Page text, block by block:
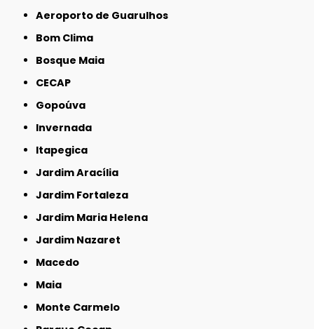
Aeroporto de Guarulhos
Bom Clima
Bosque Maia
CECAP
Gopoúva
Invernada
Itapegica
Jardim Aracília
Jardim Fortaleza
Jardim Maria Helena
Jardim Nazaret
Macedo
Maia
Monte Carmelo